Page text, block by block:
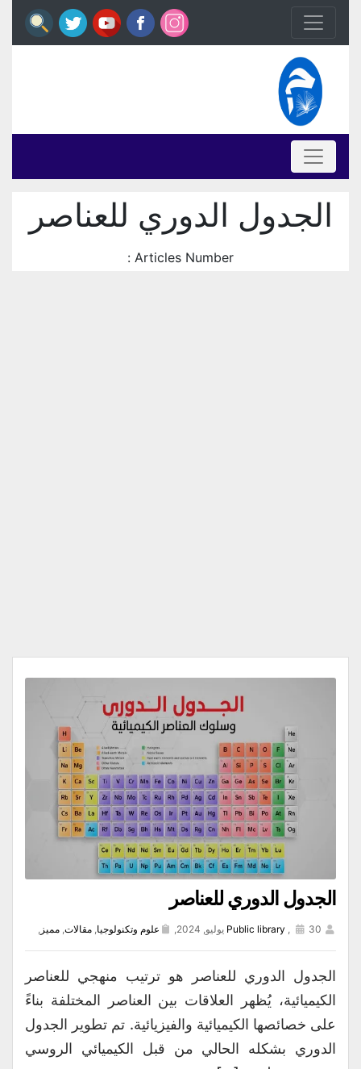
الجدول الدوري للعناصر
Articles Number :
الجدول الدوري للعناصر
Public library , 30 يوليو, 2024, علوم وتكنولوجيا, مقالات, مميز ,
الجدول الدوري للعناصر هو ترتيب منهجي للعناصر
الكيميائية، يُظهر العلاقات بين العناصر المختلفة بناءً
على خصائصها الكيميائية والفيزيائية. تم تطوير الجدول
الدوري بشكله الحالي من قبل الكيميائي الروسي